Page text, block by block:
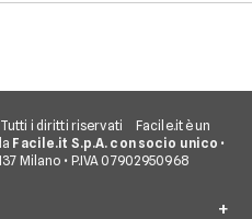
Tutti i diritti riservati
Facile.it è un
Facile.it S.p.A. con socio unico •
Milano • P.IVA 07902950968